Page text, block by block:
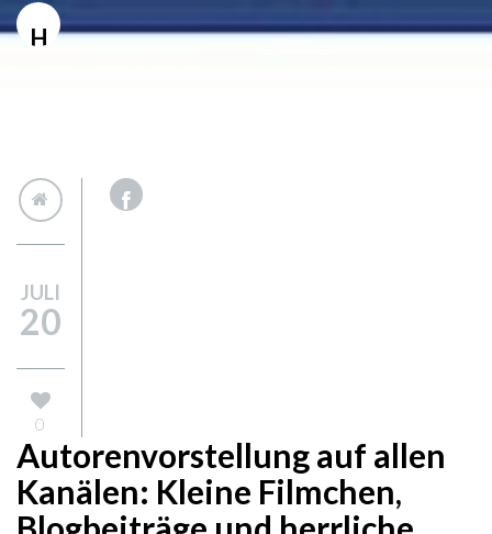
H
JULI
20
0
Autorenvorstellung auf allen
Kanälen: Kleine Filmchen,